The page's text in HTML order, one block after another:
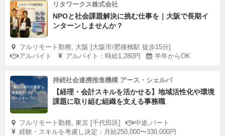
リタワークス株式会社
NPOと社会課題解決に挑む仕事を｜大阪で長期イ
ンターンしませんか？
フルリモート勤務, 大阪 [大阪市/肥後橋駅 徒歩15分]
アルバイト
アルバイト：時給1,280円 半年からOK
持続社会連携推進機構 アース・シェルパ
【経理・会計スキルを活かせる】地域活性化や環境
課題に取り組む組織を支える事務職
フルリモート勤務, 東京 [千代田区]
中途,パート
経験・スキルを考慮し決定：月給250,000〜330,000円